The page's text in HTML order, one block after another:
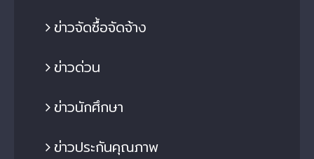
ข่าวจัดซื้อจัดจ้าง
ข่าวด่วน
ข่าวนักศึกษา
ข่าวประกันคุณภาพ